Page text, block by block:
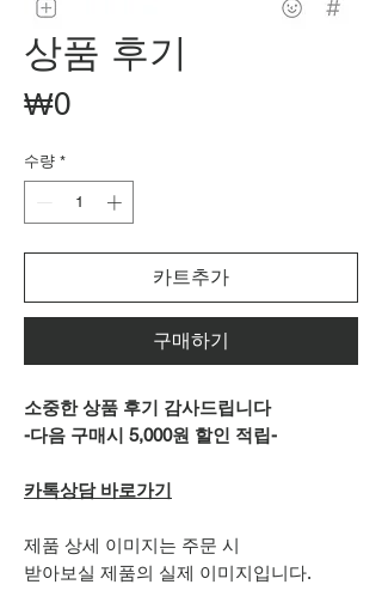
상품 후기
₩0가
수량 *
카트추가
구매하기
소중한 상품 후기 감사드립니다
-다음 구매시 5,000원 할인 적립-
카톡상담 바로가기
제품 상세 이미지는 주문 시
받아보실 제품의 실제 이미지입니다.